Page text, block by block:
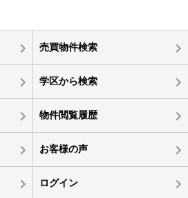
売買物件検索
学区から検索
物件閲覧履歴
お客様の声
ログイン